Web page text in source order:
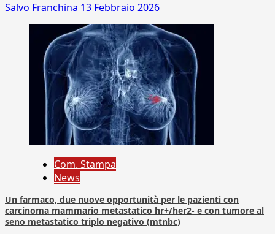
Salvo Franchina 13 Febbraio 2026
Com. Stampa
News
Un farmaco, due nuove opportunità per le pazienti con
carcinoma mammario metastatico hr+/her2- e con tumore al
seno metastatico triplo negativo (mtnbc)